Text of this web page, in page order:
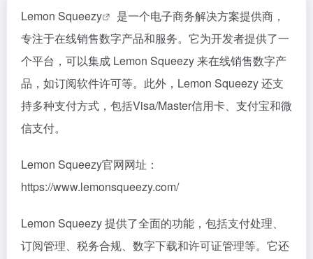
Lemon Squeezy
是一个电子商务解决方案提供商，
专注于在线销售数字产品和服务。它为开发者提供了一
个平台，可以集成 Lemon Squeezy 来在线销售数字产
品，如订阅软件许可等。此外，Lemon Squeezy 还支
持多种支付方式，包括Visa/Master信用卡、支付宝和微
信支付。
Lemon Squeezy官网网址：
https://www.lemonsqueezy.com/
Lemon Squeezy 提供了全面的功能，包括支付处理、
订阅管理、税务合规、数字下载和许可证管理等。它还